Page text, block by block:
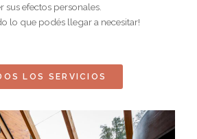
sus efectos personales.
lo que podés llegar a necesitar!
LOS SERVICIOS